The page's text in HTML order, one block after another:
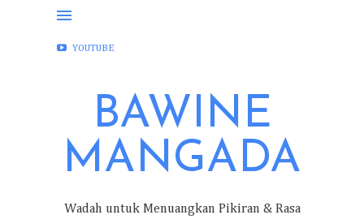
FACEBOOK
YOUTUBE
BAWINE
MANGADA
Wadah untuk Menuangkan Pikiran & Rasa